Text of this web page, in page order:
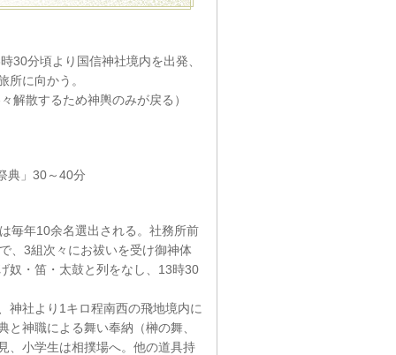
30分頃より国信神社境内を出発、
所に向かう。
解散するため神輿のみが戻る）
典」30～40分
毎年10余名選出される。社務所前
、3組次々にお祓いを受け御神体
奴・笛・太鼓と列をなし、13時30
神社より1キロ程南西の飛地境内に
神職による舞い奉納（榊の舞、
、小学生は相撲場へ。他の道具持